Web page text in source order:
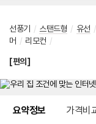
선풍기 / 스탠드형 / 유선 /
머 / 리모컨 /
[편의]
요약정보 가격비